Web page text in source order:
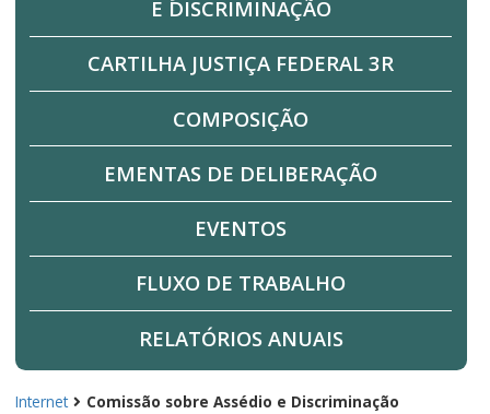
Internet Comissão sobre Assédio e Discriminação
E DISCRIMINAÇÃO
CARTILHA JUSTIÇA FEDERAL 3R
COMPOSIÇÃO
EMENTAS DE DELIBERAÇÃO
EVENTOS
FLUXO DE TRABALHO
RELATÓRIOS ANUAIS